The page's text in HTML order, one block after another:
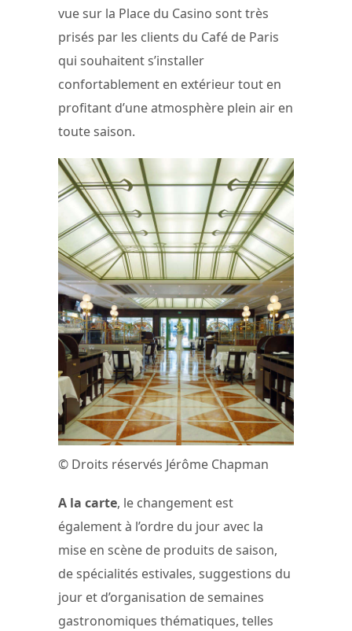
vue sur la Place du Casino sont très
prisés par les clients du Café de Paris
qui souhaitent s’installer
confortablement en extérieur tout en
profitant d’une atmosphère plein air en
toute saison.
© Droits réservés Jérôme Chapman
A la carte, le changement est
également à l’ordre du jour avec la
mise en scène de produits de saison,
de spécialités estivales, suggestions du
jour et d’organisation de semaines
gastronomiques thématiques, telles